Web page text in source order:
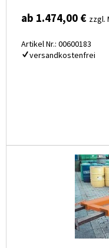
ab 1.474,00 € zzgl.
Artikel Nr.: 00600183
versandkostenfrei